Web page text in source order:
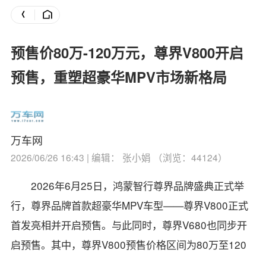
预售价80万-120万元，尊界V800开启
预售，重塑超豪华MPV市场新格局
万车网
2026/06/26 16:43 | 编辑： 张小娟 （浏览：44124）
2026年6月25日，鸿蒙智行尊界品牌盛典正式举
行，尊界品牌首款超豪华MPV车型——尊界V800正式
首发亮相并开启预售。与此同时，尊界V680也同步开
启预售。其中，尊界V800预售价格区间为80万至120